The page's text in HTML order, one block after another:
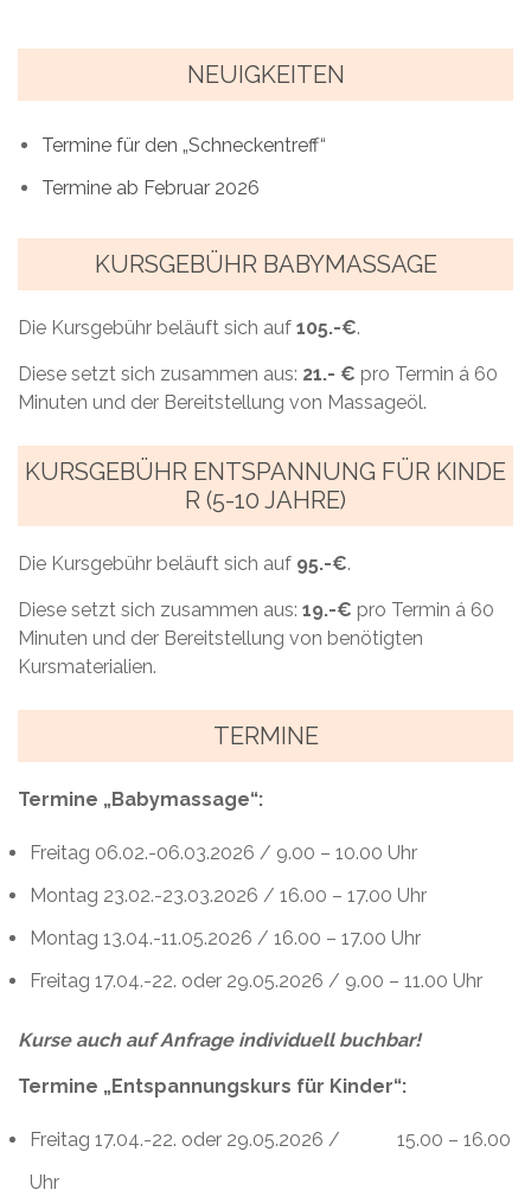
NEUIGKEITEN
Termine für den „Schneckentreff“
Termine ab Februar 2026
KURSGEBÜHR BABYMASSAGE
Die Kursgebühr beläuft sich auf 105.-€.
Diese setzt sich zusammen aus: 21.- € pro Termin á 60
Minuten und der Bereitstellung von Massageöl.
KURSGEBÜHR ENTSPANNUNG FÜR KINDE
R (5-10 JAHRE)
Die Kursgebühr beläuft sich auf 95.-€.
Diese setzt sich zusammen aus: 19.-€ pro Termin á 60
Minuten und der Bereitstellung von benötigten
Kursmaterialien.
TERMINE
Termine „Babymassage“:
Freitag 06.02.-06.03.2026 / 9.00 – 10.00 Uhr
Montag 23.02.-23.03.2026 / 16.00 – 17.00 Uhr
Montag 13.04.-11.05.2026 / 16.00 – 17.00 Uhr
Freitag 17.04.-22. oder 29.05.2026 / 9.00 – 11.00 Uhr
Kurse auch auf Anfrage individuell buchbar!
Termine „Entspannungskurs für Kinder“:
Freitag 17.04.-22. oder 29.05.2026 / 15.00 – 16.00
Uhr